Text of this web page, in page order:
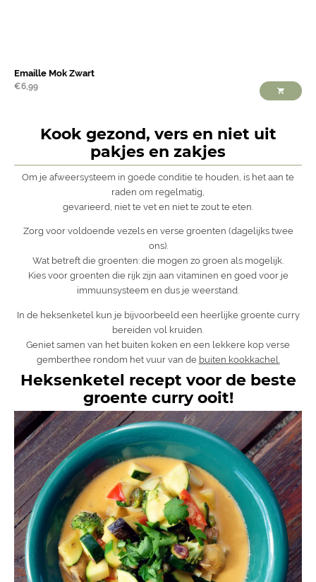
Emaille Mok Zwart
€6,99
Kook gezond, vers en niet uit
pakjes en zakjes
Om je afweersysteem in goede conditie te houden, is het aan te
raden om regelmatig,
gevarieerd, niet te vet en niet te zout te eten.
Zorg voor voldoende vezels en verse groenten (dagelijks twee
ons).
Wat betreft die groenten: die mogen zo groen als mogelijk.
Kies voor groenten die rijk zijn aan vitaminen en goed voor je
immuunsysteem en dus je weerstand.
In de heksenketel kun je bijvoorbeeld een heerlijke groente curry
bereiden vol kruiden.
Geniet samen van het buiten koken en een lekkere kop verse
gemberthee rondom het vuur van de buiten kookkachel.
Heksenketel recept voor de beste
groente curry ooit!